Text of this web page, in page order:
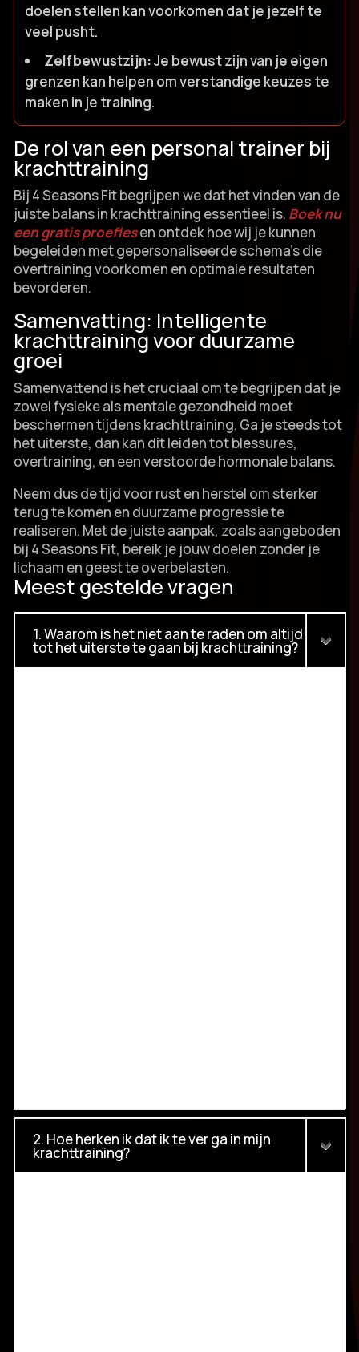
doelen stellen kan voorkomen dat je jezelf te
veel pusht.​
Zelfbewustzijn:Je bewust zijn van je eigen
grenzen kan helpen om verstandige keuzes te
maken in je training.​
De rol van een personal trainer bij
krachttraining
Bij 4 Seasons Fit begrijpen we dat het vinden van de
juiste balans in krachttraining essentieel is.​ Boek nu
een gratis proeflesen ontdek hoe wij je kunnen
begeleiden met gepersonaliseerde schema’s die
overtraining voorkomen en optimale resultaten
bevorderen.​
Samenvatting: Intelligente
krachttraining voor duurzame
groei
Samenvattend is het cruciaal om te begrijpen dat je
zowel fysieke als mentale gezondheid moet
beschermen tijdens krachttraining.​ Ga je steeds tot
het uiterste, dan kan dit leiden tot blessures,
overtraining, en een verstoorde hormonale balans.​
Neem dus de tijd voor rust en herstel om sterker
terug te komen en duurzame progressie te
realiseren.​ Met de juiste aanpak, zoals aangeboden
bij 4 Seasons Fit, bereik je jouw doelen zonder je
lichaam en geest te overbelasten.​
Meest gestelde vragen
1. Waarom is het niet aan te raden om altijd
tot het uiterste te gaan bij krachttraining?
2. Hoe herken ik dat ik te ver ga in mijn
krachttraining?